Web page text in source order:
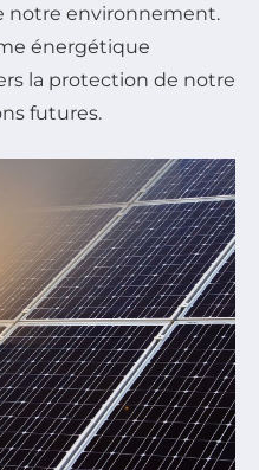
notre environnement.
énergétique
la protection de notre
futures.